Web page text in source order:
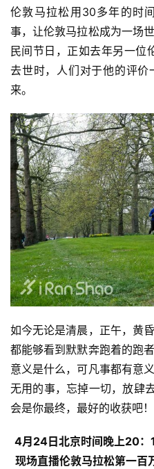
伦敦马拉松用30多年的时
事，让伦敦马拉松成为一场
民间节日，正如去年另一位
去世时，人们对于他的评
来。
如今无论是清晨，正午，黄
都能够看到默默奔跑着的跑
意义是什么，可凡事都有意
无用的事，忘掉一切，放肆
会是你最终，最好的收获吧！
4月24日北京时间晚上20：
现场直播伦敦马拉松第一百